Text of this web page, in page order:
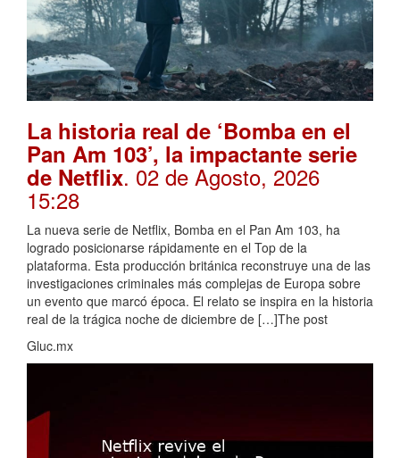
La historia real de ‘Bomba en el
Pan Am 103’, la impactante serie
de Netflix. 02 de Agosto, 2026
15:28
La nueva serie de Netflix, Bomba en el Pan Am 103, ha
logrado posicionarse rápidamente en el Top de la
plataforma. Esta producción británica reconstruye una de las
investigaciones criminales más complejas de Europa sobre
un evento que marcó época. El relato se inspira en la historia
real de la trágica noche de diciembre de […]The post
Gluc.mx